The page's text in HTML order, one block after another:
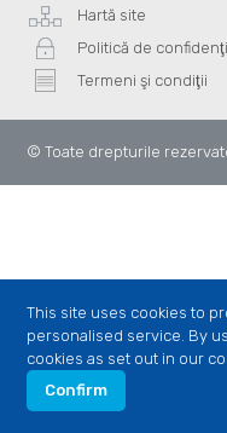
Hartă site
Politică de
Termeni şi condiţii
© Toate drepturile
This site uses cookies to
personalised service. By
cookies as set out in our
Confirm